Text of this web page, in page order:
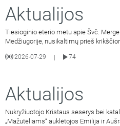
Aktualijos
Tiesioginio eterio metu apie Švč.
Medžiugorije, nusikaltimų prieš
2026-07-29 |
74
Aktualijos
Nukryžiuotojo Kristaus seserys bei
„Mažutėliams“ auklėtojos Emilija ir